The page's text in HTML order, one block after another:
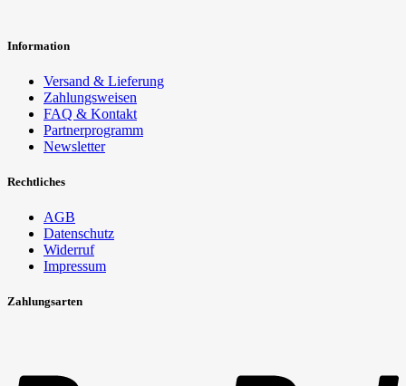
Information
Versand & Lieferung
Zahlungsweisen
FAQ & Kontakt
Partnerprogramm
Newsletter
Rechtliches
AGB
Datenschutz
Widerruf
Impressum
Zahlungsarten